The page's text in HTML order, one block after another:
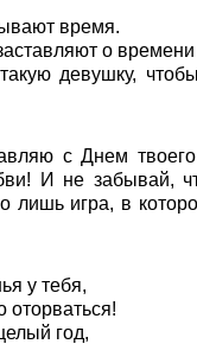
время.
о времени
девушку,
с Днем
И не забывай,
лишь игра, в
у тебя,
год,